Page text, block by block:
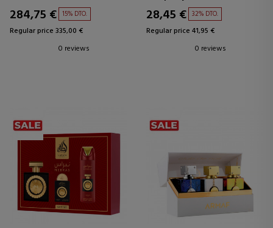
284,75 € 15% DTO.
Regular price 335,00 €
0 reviews
28,45 € 32% DTO.
Regular price 41,95 €
0 reviews